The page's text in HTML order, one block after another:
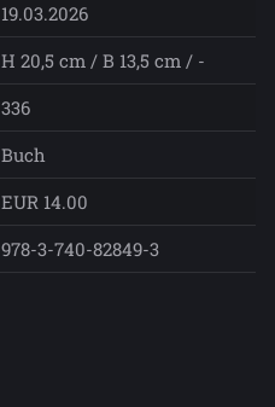
19.03.2026
H 20,5 cm / B 13,5 cm / -
336
Buch
EUR 14.00
978-3-740-82849-3